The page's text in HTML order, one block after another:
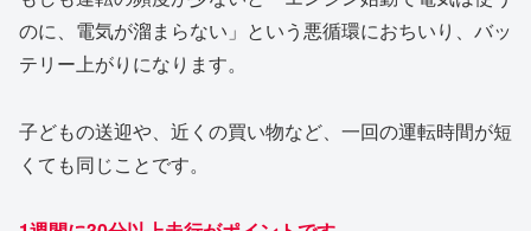
のに、電気が溜まらない」という悪循環におちいり、バッ
テリー上がりになります。
子どもの送迎や、近くの買い物など、一回の運転時間が短
くても同じことです。